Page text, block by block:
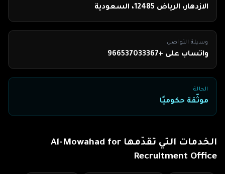
الازدهار، الرياض 12485، السعودية
وسيلة التواصل
واتساب على +966537033367
الحالة
موثّقة حكوميًا
الخدمات التي تقدّمها Al-Mowahad for
Recruitment Office